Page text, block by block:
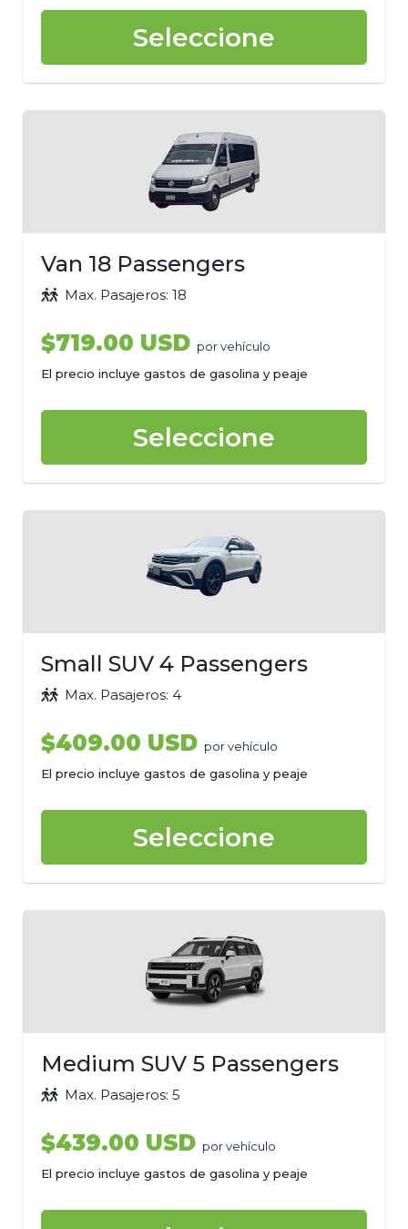
Seleccione
Van 18 Passengers
Max. Pasajeros: 18
$719.00 USD por vehículo
El precio incluye gastos de gasolina y peaje
Seleccione
Small SUV 4 Passengers
Max. Pasajeros: 4
$409.00 USD por vehículo
El precio incluye gastos de gasolina y peaje
Seleccione
Medium SUV 5 Passengers
Max. Pasajeros: 5
$439.00 USD por vehículo
El precio incluye gastos de gasolina y peaje